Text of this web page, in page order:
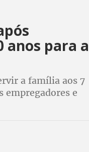
anos para a
a família aos 7
empregadores e